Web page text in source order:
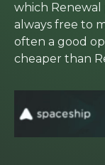
which Renewal
always free to
often a good
cheaper than